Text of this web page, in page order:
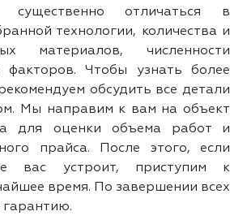
существенно отличаться в
технологии, количества и
материалов, численности
Чтобы узнать более
обсудить все детали
Мы направим к вам на объект
для оценки объема работ и
прайса. После этого, если
вас устроит, приступим к
время. По завершении всех
гарантию.